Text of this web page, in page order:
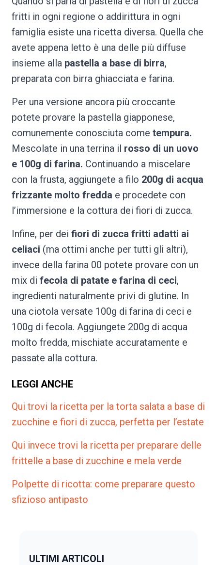
fritti in ogni regione o addirittura in ogni
famiglia esiste una ricetta diversa. Quella che
avete appena letto è una delle più diffuse
insieme alla pastella a base di birra,
preparata con birra ghiacciata e farina.
Per una versione ancora più croccante
potete provare la pastella giapponese,
comunemente conosciuta come tempura.
Mescolate in una terrina il rosso di un uovo
e 100g di farina. Continuando a miscelare
con la frusta, aggiungete a filo 200g di acqua
frizzante molto fredda e procedete con
l’immersione e la cottura dei fiori di zucca.
Infine, per dei fiori di zucca fritti adatti ai
celiaci (ma ottimi anche per tutti gli altri),
invece della farina 00 potete provare con un
mix di fecola di patate e farina di ceci,
ingredienti naturalmente privi di glutine. In
una ciotola versate 100g di farina di ceci e
100g di fecola. Aggiungete 200g di acqua
molto fredda, mischiate accuratamente e
passate alla cottura.
LEGGI ANCHE
Qui trovi la ricetta per la torta salata a base di
zucchine e fiori di zucca, perfetta per l’estate
Qui invece trovi la ricetta per preparare delle
frittelle a base di zucchine e mela verde
Polpette di ricotta: come preparare questo
sfizioso antipasto
ULTIMI ARTICOLI